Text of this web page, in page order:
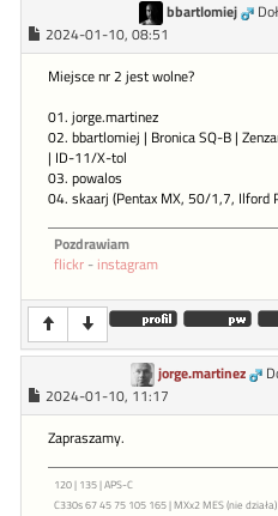
bbartlomiej
2024-01-10, 08:51
Miejsce nr 2 jest wolne?
01. jorge.martinez
02. bbartlomiej | Bronica SQ-B |
| ID-11/X-tol
03. powalos
04. skaarj (Pentax MX, 50/1,7, Ilford
Pozdrawiam
flickr - instagram
jorge.martinez
2024-01-10, 11:17
Zapraszamy.
120 | 135 | APS-C
C330s 67 45 75 105 165 | MXx2 MES (nie